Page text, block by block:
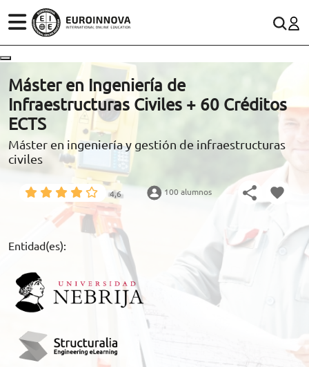
ÁREAS
ESTUDIOS
CONOCE EUROINNOVA
BECAS Y FINANCIACIÓN
RECURSOS EDUCATIVOS
ARTÍCULOS
(+34)958 050 200(gratuito en España)
900 831 200
formacion@euroinnova.com
TRABAJA CON NOSOTROS
Máster en Ingeniería de
Infraestructuras Civiles + 60 Créditos
ECTS
Máster en ingeniería y gestión de infraestructuras
civiles
4,6 100 alumnos
Entidad(es):